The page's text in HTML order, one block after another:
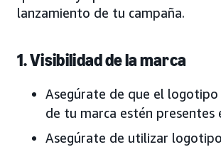
lanzamiento de tu campaña.
1. Visibilidad de la marca
Asegúrate de que el
de tu marca estén presentes
Asegúrate de utilizar